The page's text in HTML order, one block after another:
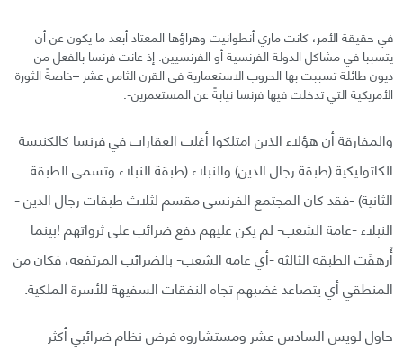
في حقيقة الأمر، كانت ماري أنطوانيت وهراؤها المعتاد أبعد ما يكون عن أن
يتسببا في مشاكل الدولة الفرنسية أو الفرنسيين. إذ عانت فرنسا بالفعل من
ديون طائلة تسببت بها الحروب الاستعمارية في القرن الثامن عشر –خاصةً الثورة
الأمريكية التي تدخلت فيها فرنسا نيابةً عن المستعمرين-.
والمفارقة أن هؤلاء الذين امتلكوا أغلب العقارات في فرنسا كالكنيسة
الكاثوليكية (طبقة رجال الدين) والنبلاء (طبقة النبلاء وتسمى الطبقة
الثانية) -فقد كان المجتمع الفرنسي مقسم لثلاث طبقات رجال الدين -
النبلاء -عامة الشعب- لم يكن عليهم دفع ضرائب على ثرواتهم !بينما
أُرهقَت الطبقة الثالثة -أي عامة الشعب- بالضرائب المرتفعة، فكان من
المنطقي أي يتصاعد غضبهم تجاه النفقات السفيهة للأسرة الملكية.
حاول لويس السادس عشر ومستشاروه فرض نظام ضرائبي أكثر